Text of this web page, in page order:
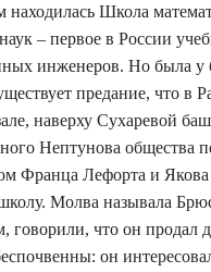
находилась Школа
– первое в России
инженеров. Но была у
предание, что в
наверху Сухаревой
Нептунова общества
Франца Лефорта и
Молва называла
говорили, что он продал
он